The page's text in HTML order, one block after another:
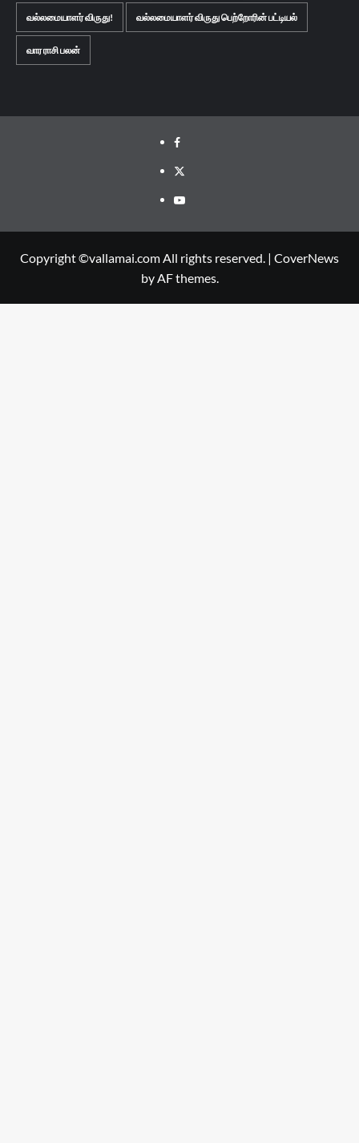
வல்லமையாளர் விருது! வல்லமையாளர் விருது பெற்றோரின் பட்டியல்
வார ராசி பலன்
Facebook
Twitter
Youtube
Copyright ©vallamai.com All rights reserved. | CoverNews
by AF themes.